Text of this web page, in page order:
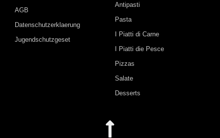
AGB
Datenschutzerklaerung
Jugendschutzgeset
Antipasti
Pasta
I Piatti di Carne
I Piatti die Pesce
Pizzas
Salate
Desserts